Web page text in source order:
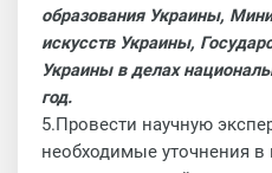
образования Украины,
искусств Украины,
Украины в делах
год.
5.Провести научную
необходимые уточнения в